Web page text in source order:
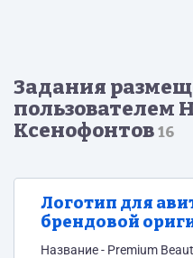
Задания
пользователем
Ксенофонтов 16
Логотип для
брендовой
косметики
Название - Premium